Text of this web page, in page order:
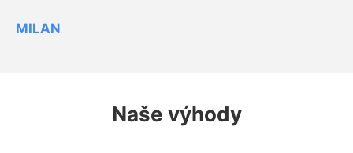
MILAN
Naše výhody